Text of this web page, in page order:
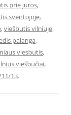
prie juros,
sventojoje,
,viešbutis vilniuje,
palanga,
viesbutis,
viešbučiai,
13.